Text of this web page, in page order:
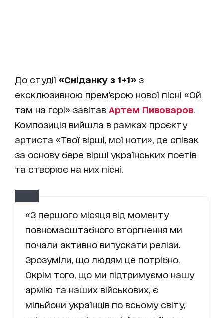
До студії «Сніданку з 1+1» з
ексклюзивною прем’єрою нової пісні «Ой
там на горі» завітав Артем Пивоваров
Композиція вийшла в рамках проєкту
артиста «Твої вірші, мої ноти», де співак
за основу бере вірші українських поетів
та створює на них пісні.
«З першого місяця від моменту
повномасштабного вторгнення ми
почали активно випускати релізи.
Зрозуміли, що людям це потрібно.
Окрім того, що ми підтримуємо нашу
армію та наших військових, є
мільйони українців по всьому світу,